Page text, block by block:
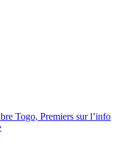
Togo, Premiers sur l’info